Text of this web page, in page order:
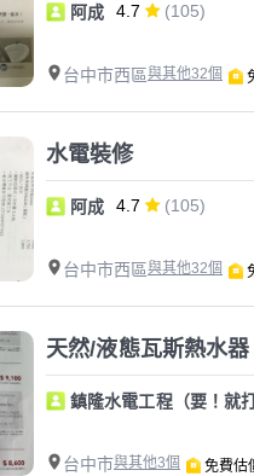
阿成 4.7 (105)
台中市西區與其他32個
水電裝修
阿成 4.7 (105)
台中市西區與其他32個
天然/液態瓦斯熱水器
鎮隆水電工程（要！就
台中市與其他3個 免費估